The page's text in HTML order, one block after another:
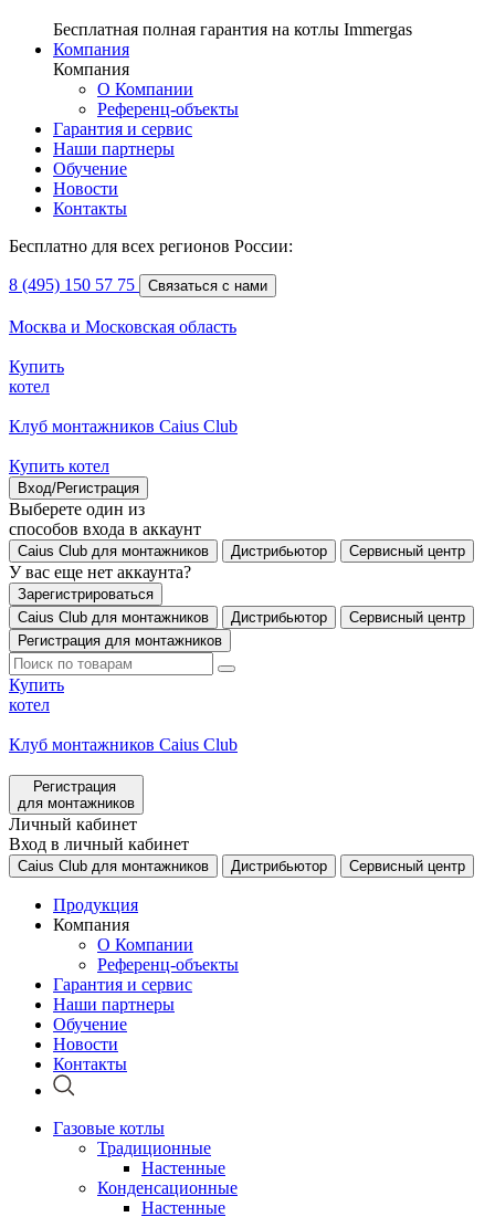
Бесплатная полная гарантия на котлы Immergas
Компания
Компания
О Компании
Референц-объекты
Гарантия и сервис
Наши партнеры
Обучение
Новости
Контакты
Бесплатно для всех регионов России:
8 (495) 150 57 75 Связаться с нами
Москва и Московская область
Купить
котел
Клуб монтажников Caius Club
Купить котел
Вход/Регистрация
Выберете один из
способов входа в аккаунт
Caius Club для монтажников Дистрибьютор Сервисный центр
У вас еще нет аккаунта?
Зарегистрироваться
Caius Club для монтажников
Дистрибьютор
Сервисный центр
Регистрация для монтажников
Купить
котел
Клуб монтажников Caius Club
Регистрация
для монтажников
Личный кабинет
Вход в личный кабинет
Caius Club для монтажников Дистрибьютор Сервисный центр
Продукция
Компания
О Компании
Референц-объекты
Гарантия и сервис
Наши партнеры
Обучение
Новости
Контакты
Газовые котлы
Традиционные
Настенные
Конденсационные
Настенные